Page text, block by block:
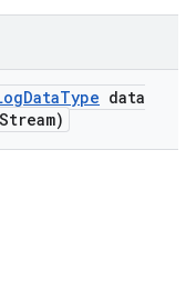
DataType data
Stream)